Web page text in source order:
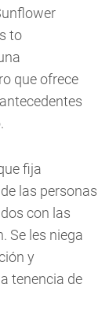
to
que ofrece
fija
las personas
con las
Se les niega
y
tenencia de